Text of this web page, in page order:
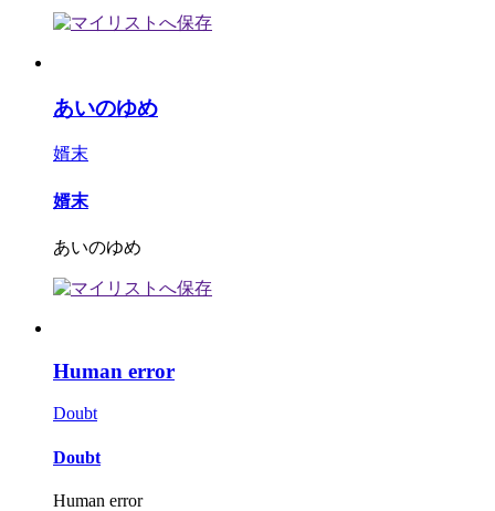
あいのゆめ
婿末
婿末
あいのゆめ
Human error
Doubt
Doubt
Human error